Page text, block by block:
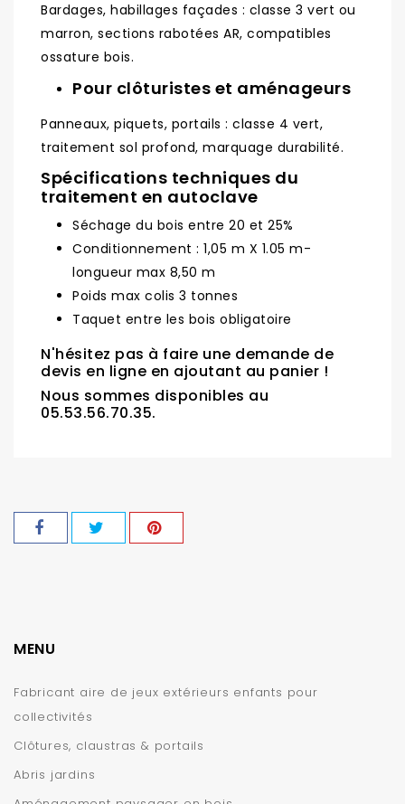
Bardages, habillages façades : classe 3 vert ou
marron, sections rabotées AR, compatibles
ossature bois.
Pour clôturistes et aménageurs
Panneaux, piquets, portails : classe 4 vert,
traitement sol profond, marquage durabilité.
Spécifications techniques du
traitement en autoclave
Séchage du bois entre 20 et 25%
Conditionnement : 1,05 m X 1.05 m-
longueur max 8,50 m
Poids max colis 3 tonnes
Taquet entre les bois obligatoire
N'hésitez pas à faire une demande de
devis en ligne en ajoutant au panier !
Nous sommes disponibles au
05.53.56.70.35.
MENU
Fabricant aire de jeux extérieurs enfants pour
collectivités
Clôtures, claustras & portails
Abris jardins